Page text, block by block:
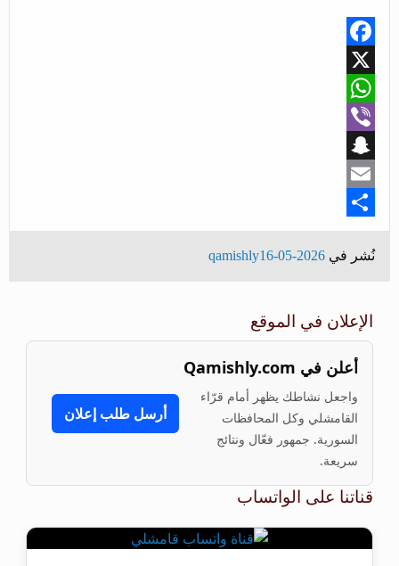
Facebook
X
WhatsApp
Viber
Snapchat
Email
Share
نُشر في 2026-05-16
qamishly
الإعلان في الموقع
أعلن في Qamishly.com
واجعل نشاطك يظهر أمام قرّاء
القامشلي وكل المحافظات
السورية. جمهور فعّال ونتائج
سريعة.
أرسل طلب إعلان
قناتنا على الواتساب